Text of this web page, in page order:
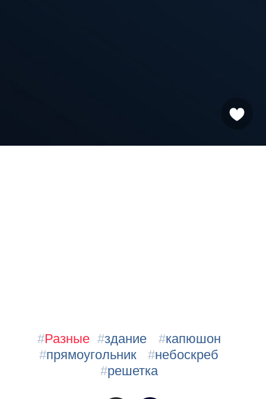
#Разные #здание #капюшон
#прямоугольник #небоскреб
#решетка